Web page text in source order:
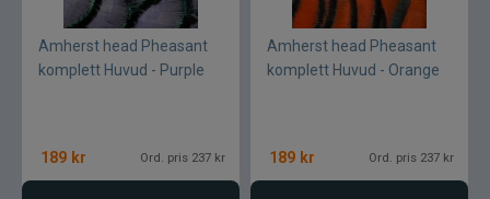
Amherst head Pheasant
komplett Huvud - Purple
189 kr Ord. pris 237 kr
Amherst head Pheasant
komplett Huvud - Orange
189 kr Ord. pris 237 kr